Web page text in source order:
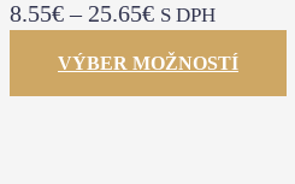
8.55€– 25.65€ S DPH
VÝBER MOŽNOSTÍ